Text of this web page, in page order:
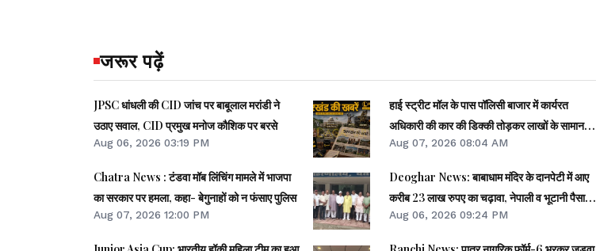
जरूर पढ़ें
JPSC धांधली की CID जांच पर बाबूलाल मरांडी ने
उठाए सवाल, CID प्रमुख मनोज कौशिक पर बरसे
Aug 06, 2026 03:19 PM
Chatra News : टंडवा मॉब लिंचिंग मामले में भाजपा
का सरकार पर हमला, कहा- बेगुनाहों को न फंसाए पुलिस
Aug 07, 2026 12:00 PM
हाई स्ट्रीट मॉल के पास पॉलिसी बाजार में कार्यरत
अधिकारी की कार की डिक्की तोड़कर लाखों के सामान
की चोरी
Aug 07, 2026 08:04 AM
Deoghar News: बाबाधाम मंदिर के दानपेटी में आए
करीब 23 लाख रुपए का चढ़ावा, नेपाली व भूटानी पैसा भी
मिले
Aug 06, 2026 09:24 PM